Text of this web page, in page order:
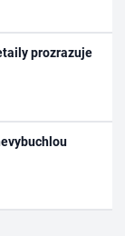
prozrazuje